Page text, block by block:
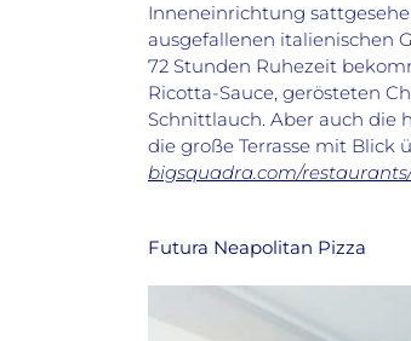
Inneneinrichtung
ausgefallenen italienischen
72 Stunden Ruhezeit
Ricotta-Sauce, gerösteten
Schnittlauch. Aber auch die
die große Terrasse mit Blick
bigsquadra.com/
Futura Neapolitan Pizza